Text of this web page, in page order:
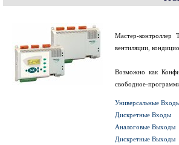
Мастер-контроллер
вентиляции,
Возможно как
свободное-
Универсальные
Дискретные Входы
Аналоговые Выходы
Дискретные Выходы